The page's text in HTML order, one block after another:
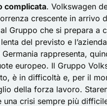
complicata. Volkswagen
crescente in arrivo
Gruppo che si prepara a
del previsto e
rappresenta,
europeo. Il Gruppo
è in difficoltà e, per il
della forza lavoro.
una crisi sempre più